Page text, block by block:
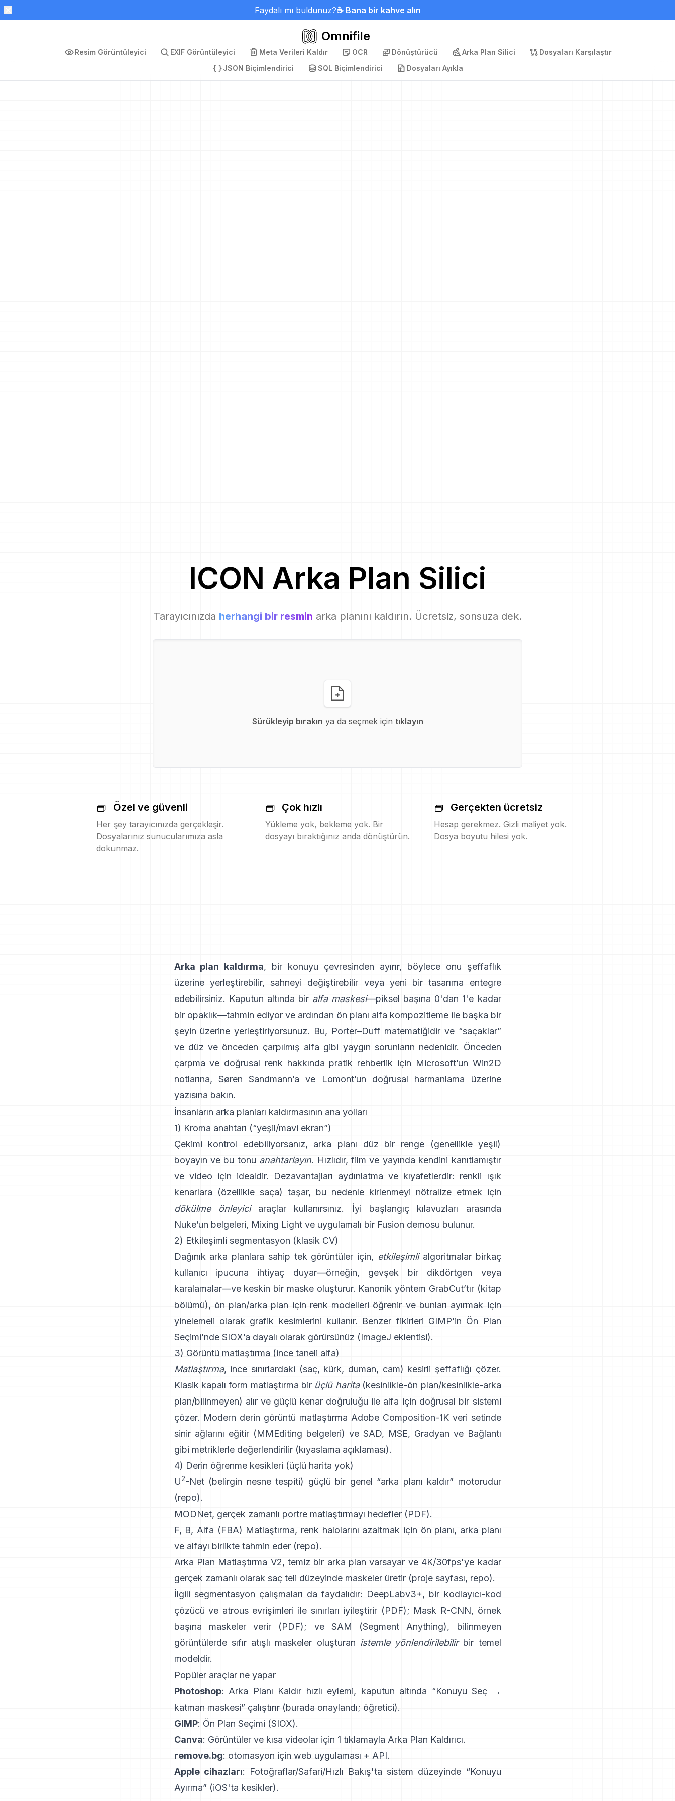
Faydalı mı buldunuz?☕ Bana bir kahve alın
Omnifile
Resim Görüntüleyici EXIF Görüntüleyici Meta Verileri Kaldır OCR Dönüştürücü Arka Plan Silici
Dosyaları Karşılaştır
JSON Biçimlendirici
SQL Biçimlendirici Dosyaları Ayıkla
ICON Arka Plan Silici
Tarayıcınızda herhangi bir resmin arka planını kaldırın. Ücretsiz, sonsuza dek.
Sürükleyip bırakın ya da seçmek için tıklayın
Özel ve güvenli
Her şey tarayıcınızda gerçekleşir.
Dosyalarınız sunucularımıza asla
dokunmaz.
Çok hızlı
Yükleme yok, bekleme yok. Bir
dosyayı bıraktığınız anda dönüştürün.
Gerçekten ücretsiz
Hesap gerekmez. Gizli maliyet yok.
Dosya boyutu hilesi yok.
Arka plan kaldırma, bir konuyu çevresinden ayırır, böylece onu şeffaflık
üzerine yerleştirebilir, sahneyi değiştirebilir veya yeni bir tasarıma entegre
edebilirsiniz. Kaputun altında bir alfa maskesi—piksel başına 0'dan 1'e kadar
bir opaklık—tahmin ediyor ve ardından ön planı alfa kompozitleme ile başka bir
şeyin üzerine yerleştiriyorsunuz. Bu, Porter–Duffmatematiğidir ve “saçaklar”
ve düz ve önceden çarpılmış alfa gibi yaygın sorunların nedenidir. Önceden
çarpma ve doğrusal renk hakkında pratik rehberlik için Microsoft’un Win2D
notlarına, Søren Sandmann’a ve
Lomont’un doğrusal harmanlama üzerine
yazısına bakın.
İnsanların arka planları kaldırmasının ana yolları
1) Kroma anahtarı (“yeşil/mavi ekran”)
Çekimi kontrol edebiliyorsanız, arka planı düz bir renge (genellikle yeşil)
boyayın ve bu tonu anahtarlayın. Hızlıdır, film ve yayında kendini kanıtlamıştır
ve video için idealdir. Dezavantajları aydınlatma ve kıyafetlerdir: renkli ışık
kenarlara (özellikle saça) taşar, bu nedenle kirlenmeyi nötralize etmek için
dökülme önleyiciaraçlar kullanırsınız. İyi başlangıç kılavuzları arasında
Nuke’un belgeleri, Mixing Lightve uygulamalı bir Fusion demosu bulunur.
2) Etkileşimli segmentasyon (klasik CV)
Dağınık arka planlara sahip tek görüntüler için, etkileşimlialgoritmalar birkaç
kullanıcı ipucuna ihtiyaç duyar—örneğin, gevşek bir dikdörtgen veya
karalamalar—ve keskin bir maske oluşturur. Kanonik yöntem GrabCut’tır (kitap
bölümü), ön plan/arka plan için renk modelleri öğrenir ve bunları ayırmak için
yinelemeli olarak grafik kesimlerini kullanır. Benzer fikirleri GIMP’in Ön Plan
Seçimi’nde SIOX’a dayalı olarak görürsünüz (ImageJ eklentisi).
3) Görüntü matlaştırma (ince taneli alfa)
Matlaştırma, ince sınırlardaki (saç, kürk, duman, cam) kesirli şeffaflığı çözer.
Klasik kapalı form matlaştırma bir üçlü harita(kesinlikle-ön plan/kesinlikle-arka
plan/bilinmeyen) alır ve güçlü kenar doğruluğu ile alfa için doğrusal bir sistemi
çözer. Modern derin görüntü matlaştırma Adobe Composition-1Kveri setinde
sinir ağlarını eğitir (MMEditing belgeleri) ve SAD, MSE, Gradyan ve Bağlantı
gibi metriklerle değerlendirilir (kıyaslama açıklaması).
4) Derin öğrenme kesikleri (üçlü harita yok)
U2-Net(belirgin nesne tespiti) güçlü bir genel “arka planı kaldır” motorudur
(repo).
MODNet, gerçek zamanlı portre matlaştırmayı hedefler (PDF).
F, B, Alfa (FBA) Matlaştırma, renk halolarını azaltmak için ön planı, arka planı
ve alfayı birlikte tahmin eder (repo).
Arka Plan Matlaştırma V2, temiz bir arka plan varsayar ve 4K/30fps'ye kadar
gerçek zamanlı olarak saç teli düzeyinde maskeler üretir (proje sayfası, repo).
İlgili segmentasyon çalışmaları da faydalıdır: DeepLabv3+, bir kodlayıcı-kod
çözücü ve atrous evrişimleri ile sınırları iyileştirir (PDF); Mask R-CNN, örnek
başına maskeler verir
(PDF); ve SAM (Segment Anything),
bilinmeyen
görüntülerde sıfır atışlı maskeler oluşturan istemle yönlendirilebilirbir temel
modeldir.
Popüler araçlar ne yapar
Photoshop: Arka Planı Kaldır hızlı eylemi, kaputun altında “Konuyu Seç →
katman maskesi” çalıştırır (burada onaylandı; öğretici).
GIMP: Ön Plan Seçimi (SIOX).
Canva: Görüntüler ve kısa videolar için 1 tıklamayla Arka Plan Kaldırıcı.
remove.bg: otomasyon için web uygulaması + API.
Apple cihazları: Fotoğraflar/Safari/Hızlı Bakış'ta sistem düzeyinde “Konuyu
Ayırma” (iOS'ta kesikler).